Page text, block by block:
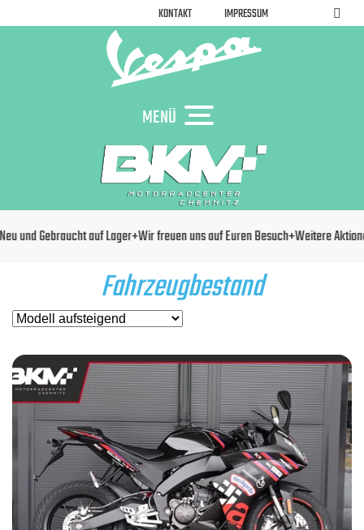
KONTAKT IMPRESSUM
MENÜ
uns auf Euren Besuch+Weitere Aktionen und Insights bekommt Ihr
Fahrzeugbestand